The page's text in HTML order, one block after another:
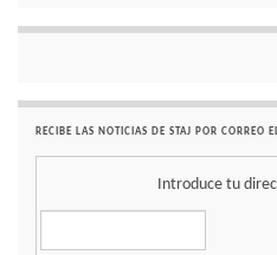
RECIBE LAS NOTICIAS DE STAJ POR CORREO
Introduce tu